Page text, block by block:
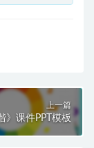
上一篇
》课件PPT模板